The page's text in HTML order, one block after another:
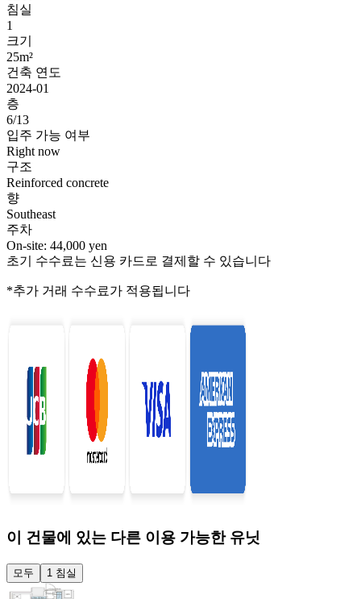
침실
1
크기
25m²
건축 연도
2024-01
층
6/13
입주 가능 여부
Right now
구조
Reinforced concrete
향
Southeast
주차
On-site: 44,000 yen
초기 수수료는 신용 카드로 결제할 수 있습니다
*추가 거래 수수료가 적용됩니다
이 건물에 있는 다른 이용 가능한 유닛
모두 1 침실